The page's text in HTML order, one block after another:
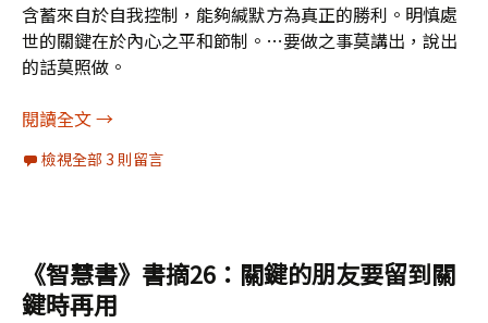
含蓄來自於自我控制，能夠緘默方為真正的勝利。明慎處
世的關鍵在於內心之平和節制。…要做之事莫講出，說出
的話莫照做。
閱讀全文《智慧書》書摘27：含蓄來自於自我控制
→
檢視全部 3 則留言
《智慧書》書摘26：關鍵的朋友要留到關
鍵時再用